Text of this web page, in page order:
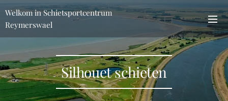
Welkom in Schietsportcentrum
Reymerswael
Silhouet schieten